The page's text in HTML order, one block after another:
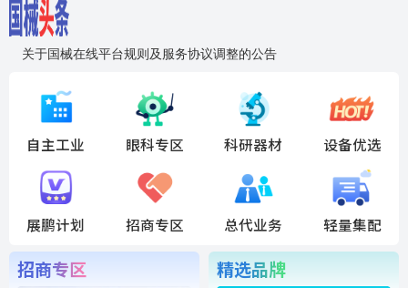
关于国械在线平台规则及服务协议调整的公告
国药创研AED开启全国招商
自主工业 眼科专区 科研器材 设备优选
展鹏计划 招商专区 总代业务 轻量集配
招商专区 精选品牌